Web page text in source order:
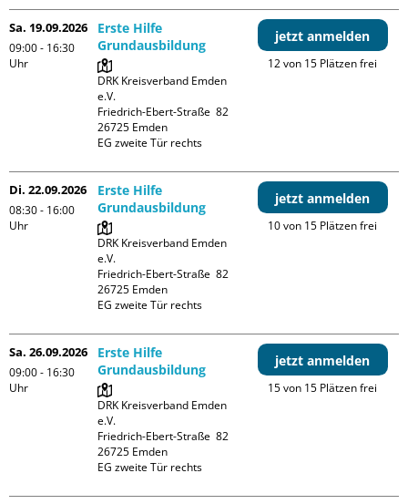
Sa. 19.09.2026
09:00 - 16:30
Uhr
Erste Hilfe
Grundausbildung
DRK Kreisverband Emden
e.V.
Friedrich-Ebert-Straße  82
26725 Emden
EG zweite Tür rechts
jetzt anmelden
12 von 15 Plätzen frei
Di. 22.09.2026
08:30 - 16:00
Uhr
Erste Hilfe
Grundausbildung
DRK Kreisverband Emden
e.V.
Friedrich-Ebert-Straße  82
26725 Emden
EG zweite Tür rechts
jetzt anmelden
10 von 15 Plätzen frei
Sa. 26.09.2026
09:00 - 16:30
Uhr
Erste Hilfe
Grundausbildung
DRK Kreisverband Emden
e.V.
Friedrich-Ebert-Straße  82
26725 Emden
EG zweite Tür rechts
jetzt anmelden
15 von 15 Plätzen frei